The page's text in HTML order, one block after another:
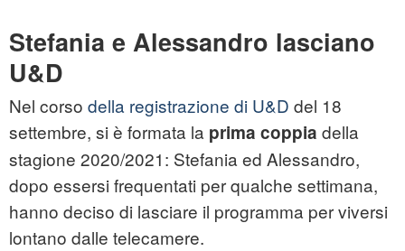
Stefania e Alessandro lasciano
U&D
Nel corso della registrazione di U&D del 18
settembre, si è formata la prima coppia della
stagione 2020/2021: Stefania ed Alessandro,
dopo essersi frequentati per qualche settimana,
hanno deciso di lasciare il programma per viversi
lontano dalle telecamere.